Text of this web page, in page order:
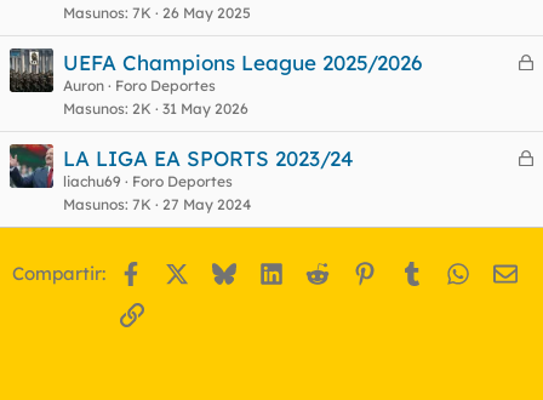
r
a
Masunos 7K 26 May 2025
C
r
a
UEFA Champions League 2025/2026
Auron
Foro Deportes
Masunos 2K 31 May 2026
C
r
LA LIGA EA SPORTS 2023/24
liachu69
Foro Deportes
Masunos 7K 27 May 2024
Compartir: Facebook BlueskyLinkedIn
Reddit Pinterest
Tumblr
Enlace